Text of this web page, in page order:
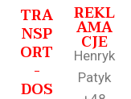
TRA
NSP
ORT
-
DOS
REKL
AMA
CJE
Henryk
Patyk